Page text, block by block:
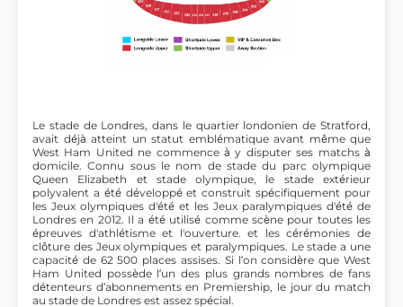
Le stade de Londres, dans le quartier londonien de Stratford,
avait déjà atteint un statut emblématique avant même que
West Ham United ne commence à y disputer ses matchs à
domicile. Connu sous le nom de stade du parc olympique
Queen Elizabeth et stade olympique, le stade extérieur
polyvalent a été développé et construit spécifiquement pour
les Jeux olympiques d'été et les Jeux paralympiques d'été de
Londres en 2012. Il a été utilisé comme scène pour toutes les
épreuves d'athlétisme et l'ouverture. et les cérémonies de
clôture des Jeux olympiques et paralympiques. Le stade a une
capacité de 62 500 places assises. Si l’on considère que West
Ham United possède l’un des plus grands nombres de fans
détenteurs d’abonnements en Premiership, le jour du match
au stade de Londres est assez spécial.